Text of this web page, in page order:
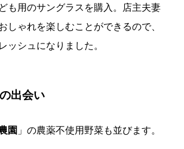
も用のサングラスを購入。店主夫妻
しゃれを楽しむことができるので、
ッシュになりました。
出会い
園」の農薬不使用野菜も並びます。